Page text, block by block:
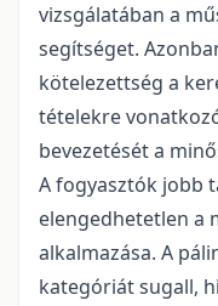
vizsgálatában a
segítséget.
kötelezettség a
tételekre
bevezetését a
A fogyasztók jobb
elengedhetetlen a
alkalmazása. A
kategóriát sugall,